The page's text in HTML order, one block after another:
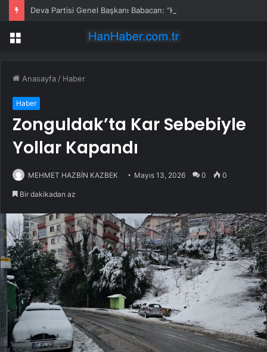
Menü
Anasayfa / Haber
Haber
Zonguldak’ta Kar Sebebiyle
Yollar Kapandı
MEHMET HAZBİN KAZBEK Mayıs 13, 2026 0 0
Bir dakikadan az